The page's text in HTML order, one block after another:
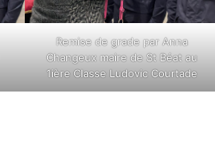
Remise de grade par Anna
Changeux maire de St Béat au
1ière Classe Ludovic Courtade